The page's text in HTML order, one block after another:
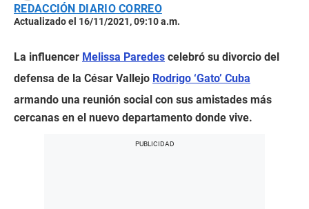
REDACCIÓN DIARIO CORREO
Actualizado el 16/11/2021, 09:10 a.m.
La influencer Melissa Paredes celebró su divorcio del
defensa de la César Vallejo Rodrigo ‘Gato’ Cuba
armando una reunión social con sus amistades más
cercanas en el nuevo departamento donde vive.